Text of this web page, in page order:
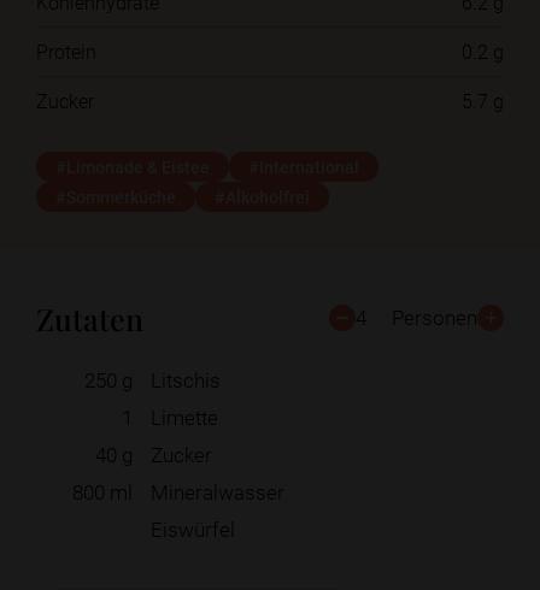
Protein
0.2 g
Zucker
5.7 g
Zutaten 4 Personen
250 g
Litschis
1
Limette
40 g
Zucker
800 ml
Mineralwasser
Eiswürfel